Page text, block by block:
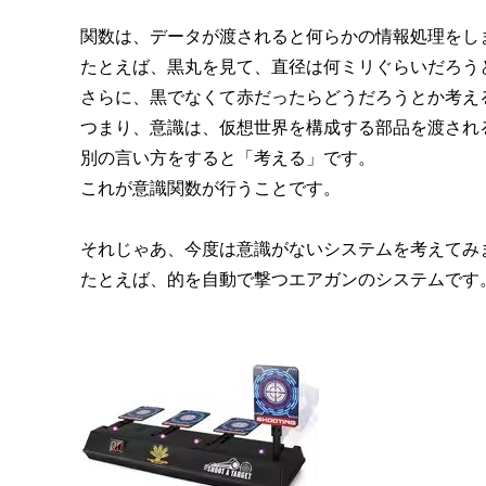
関数は、データが渡されると何らかの情報処理をし
たとえば、黒丸を見て、直径は何ミリぐらいだろ
さらに、黒でなくて赤だったらどうだろうとか考
つまり、意識は、仮想世界を構成する部品を渡さ
別の言い方をすると「考える」です。
これが意識関数が行うことです。
それじゃあ、今度は意識がないシステムを考えてみ
たとえば、的を自動で撃つエアガンのシステムです